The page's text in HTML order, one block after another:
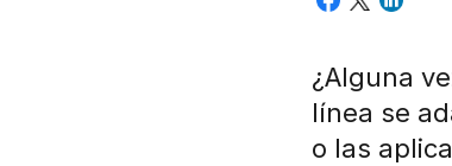
¿Alguna
línea se
o las